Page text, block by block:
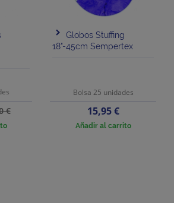
€
Globos Stuffing
18"-45cm Sempertex
Bolsa 25 unidades
Precio
15,95 €
Añadir al carrito